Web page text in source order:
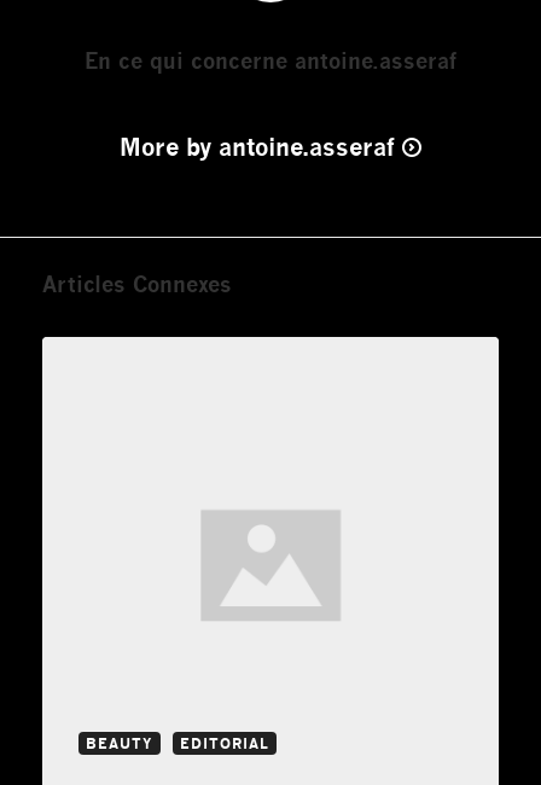
En ce qui concerne antoine.asseraf
More by antoine.asseraf
Articles Connexes
BEAUTY EDITORIAL